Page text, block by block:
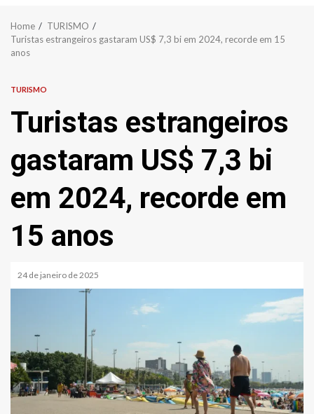
Home
TURISMO
Turistas estrangeiros gastaram US$ 7,3 bi em 2024, recorde em 15
anos
TURISMO
Turistas estrangeiros
gastaram US$ 7,3 bi
em 2024, recorde em
15 anos
24 de janeiro de 2025